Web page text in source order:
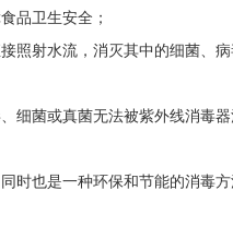
品卫生安全；
照射水流，消灭其中的细菌、
细菌或真菌无法被紫外线消毒
时也是一种环保和节能的消毒方